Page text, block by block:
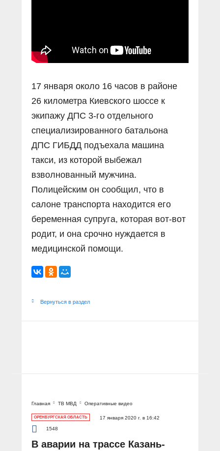
КиберПОСТОВОЙ
Вакансии
17 января около 16 часов в районе
26 километра Киевского шоссе к
экипажу ДПС 3-го отдельного
специализированного батальона
ДПС ГИБДД подъехала машина
такси, из которой выбежал
взволнованный мужчина.
Полицейским он сообщил, что в
салоне транспорта находится его
беременная супруга, которая вот-вот
родит, и она срочно нуждается в
медицинской помощи.
Вернуться в раздел
Главная ТВ МВД Оперативные видео
ОРЕНБУРГСКАЯ ОБЛАСТЬ
17 января 2020 г. в 16:42
1548
В аварии на трассе Казань-